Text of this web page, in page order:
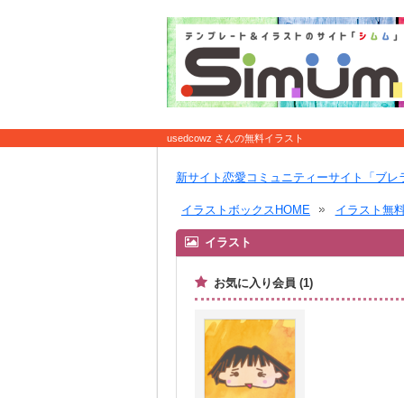
usedcowz さんの無料イラスト
新サイト恋愛コミュニティーサイト「ブレ
イラストボックスHOME イラスト無
イラスト
お気に入り会員 (1)